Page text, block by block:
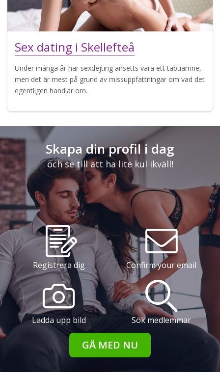
Sex dating i Skellefteå
Under många år har sexdejting ansetts vara ett tabuämne,
men det är mest på grund av missuppfattningar om vad det
egentligen handlar om.
Skapa din profil i dag
och se till att ha lite kul ikväll!
Registrera dig Confirm your email
Ladda upp bild Sök medlemmar
GÅ MED NU